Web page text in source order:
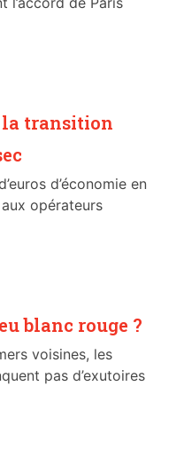
la transition
d’économie en
opérateurs
blanc rouge ?
voisines, les
pas d’exutoires